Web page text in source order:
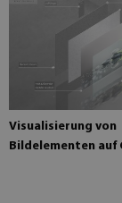
Visualisierung von
Bildelementen auf